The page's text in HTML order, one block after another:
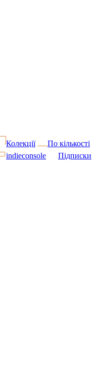
Колекції
По кількості
indieconsole Підписки